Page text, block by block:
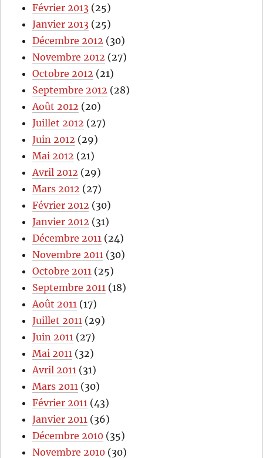
Février 2013 (25)
Janvier 2013 (25)
Décembre 2012 (30)
Novembre 2012 (27)
Octobre 2012 (21)
Septembre 2012 (28)
Août 2012 (20)
Juillet 2012 (27)
Juin 2012 (29)
Mai 2012 (21)
Avril 2012 (29)
Mars 2012 (27)
Février 2012 (30)
Janvier 2012 (31)
Décembre 2011 (24)
Novembre 2011 (30)
Octobre 2011 (25)
Septembre 2011 (18)
Août 2011 (17)
Juillet 2011 (29)
Juin 2011 (27)
Mai 2011 (32)
Avril 2011 (31)
Mars 2011 (30)
Février 2011 (43)
Janvier 2011 (36)
Décembre 2010 (35)
Novembre 2010 (30)